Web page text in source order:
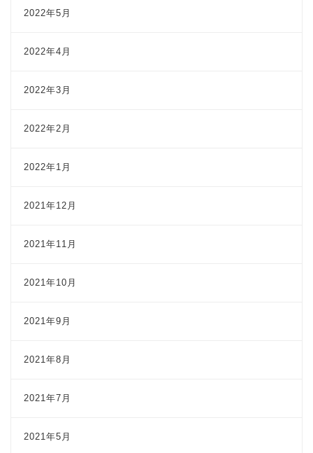
2022年5月
2022年4月
2022年3月
2022年2月
2022年1月
2021年12月
2021年11月
2021年10月
2021年9月
2021年8月
2021年7月
2021年5月